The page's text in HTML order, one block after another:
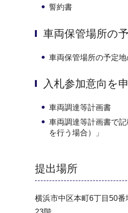
誓約書
車両保管場所の
車両保管場所の予定地
入札参加意向を
車両調達等計画書
車両調達等計画書で
を行う場合）」
提出場所
横浜市中区本町6丁目50番